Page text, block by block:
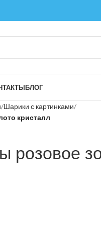
БЛОГ
Шарики с картинками
кристалл
розовое